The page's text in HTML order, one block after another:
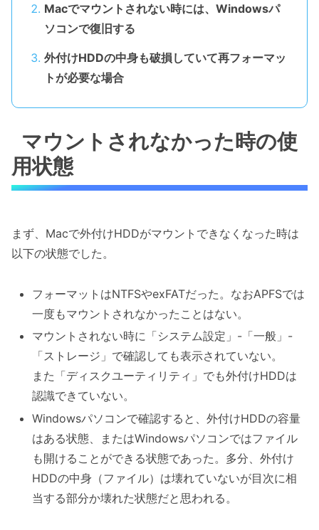
Macでマウントされない時には、Windowsパ
ソコンで復旧する
外付けHDDの中身も破損していて再フォーマッ
トが必要な場合
マウントされなかった時の使
用状態
まず、Macで外付けHDDがマウントできなくなった時は
以下の状態でした。
フォーマットはNTFSやexFATだった。なおAPFSでは
一度もマウントされなかったことはない。
マウントされない時に「システム設定」-「一般」-
「ストレージ」で確認しても表示されていない。
また「ディスクユーティリティ」でも外付けHDDは
認識できていない。
Windowsパソコンで確認すると、外付けHDDの容量
はある状態、またはWindowsパソコンではファイル
も開けることができる状態であった。多分、外付け
HDDの中身（ファイル）は壊れていないが目次に相
当する部分か壊れた状態だと思われる。